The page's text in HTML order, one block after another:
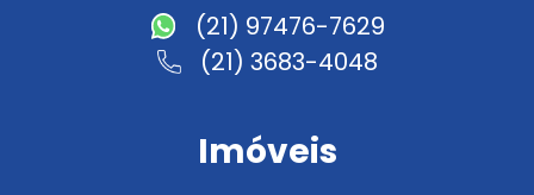
(21) 97476-7629
(21) 3683-4048
Imóveis